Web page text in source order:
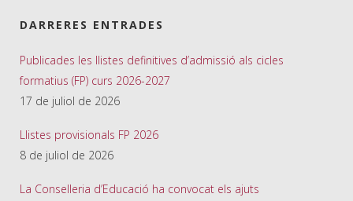
DARRERES ENTRADES
Publicades les llistes definitives d’admissió als cicles
formatius (FP) curs 2026-2027
17 de juliol de 2026
Llistes provisionals FP 2026
8 de juliol de 2026
La Conselleria d’Educació ha convocat els ajuts